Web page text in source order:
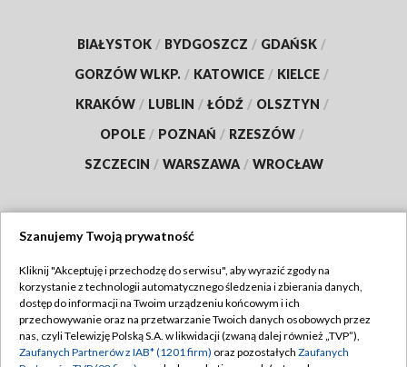
BIAŁYSTOK / BYDGOSZCZ / GDAŃSK /
GORZÓW WLKP. / KATOWICE / KIELCE /
KRAKÓW / LUBLIN / ŁÓDŹ / OLSZTYN /
OPOLE / POZNAŃ / RZESZÓW /
SZCZECIN / WARSZAWA / WROCŁAW
TVP
Abonament TVP
Emisja w TVP
Regulamin TVP
Polityka prywatności
Szanujemy Twoją prywatność
Kliknij "Akceptuję i przechodzę do serwisu", aby wyrazić zgody na
korzystanie z technologii automatycznego śledzenia i zbierania danych,
dostęp do informacji na Twoim urządzeniu końcowym i ich
przechowywanie oraz na przetwarzanie Twoich danych osobowych przez
nas, czyli Telewizję Polską S.A. w likwidacji (zwaną dalej również „TVP”),
Zaufanych Partnerów z IAB* (1201 firm) oraz pozostałych Zaufanych